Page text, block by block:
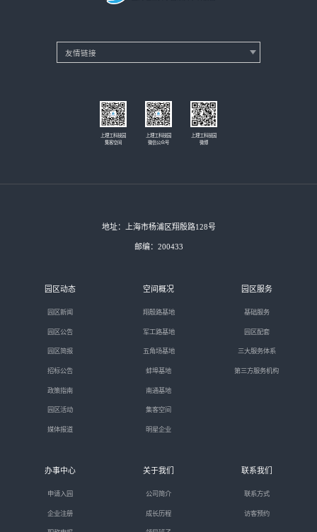
上理工科技园
集客空间
上理工科技园
微信公众号
上理工科技园
微博
地址：上海市杨浦区翔殷路128号
邮编：200433
园区动态
园区新闻
园区公告
园区简报
招标公告
政策指南
园区活动
媒体报道
空间概况
翔殷路基地
军工路基地
五角场基地
蚌埠基地
南通基地
集客空间
明星企业
园区服务
基础服务
园区配套
三大服务体系
第三方服务机构
办事中心
申请入园
企业注册
关于我们
公司简介
成长历程
联系我们
联系方式
访客预约